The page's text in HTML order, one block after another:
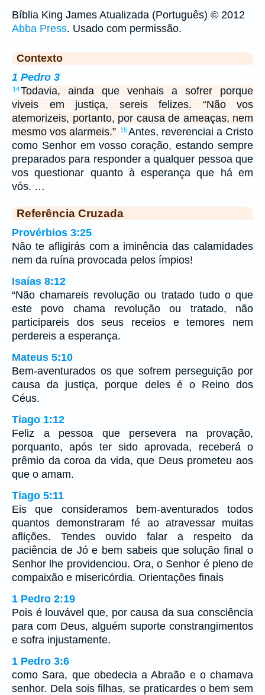
Bíblia King James Atualizada (Português) © 2012
Abba Press. Usado com permissão.
Contexto
1 Pedro 3
14Todavia, ainda que venhais a sofrer porque
viveis em justiça, sereis felizes. “Não vos
atemorizeis, portanto, por causa de ameaças, nem
mesmo vos alarmeis.”
15 Antes, reverenciai a Cristo
como Senhor em vosso coração, estando sempre
preparados para responder a qualquer pessoa que
vos questionar quanto à esperança que há em
vós. …
Referência Cruzada
Provérbios 3:25
Não te afligirás com a iminência das calamidades
nem da ruína provocada pelos ímpios!
Isaías 8:12
“Não chamareis revolução ou tratado tudo o que
este povo chama revolução ou tratado, não
participareis dos seus receios e temores nem
perdereis a esperança.
Mateus 5:10
Bem-aventurados os que sofrem perseguição por
causa da justiça, porque deles é o Reino dos
Céus.
Tiago 1:12
Feliz a pessoa que persevera na provação,
porquanto, após ter sido aprovada, receberá o
prêmio da coroa da vida, que Deus prometeu aos
que o amam.
Tiago 5:11
Eis que consideramos bem-aventurados todos
quantos demonstraram fé ao atravessar muitas
aflições. Tendes ouvido falar a respeito da
paciência de Jó e bem sabeis que solução final o
Senhor lhe providenciou. Ora, o Senhor é pleno de
compaixão e misericórdia. Orientações finais
1 Pedro 2:19
Pois é louvável que, por causa da sua consciência
para com Deus, alguém suporte constrangimentos
e sofra injustamente.
1 Pedro 3:6
como Sara, que obedecia a Abraão e o chamava
senhor. Dela sois filhas, se praticardes o bem sem